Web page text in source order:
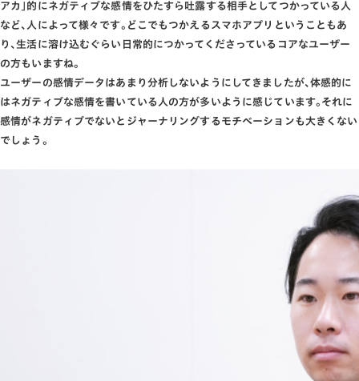
アカ｣的にネガティブな感情をひたすら吐露する相手としてつかっている人
など､人によって様々です｡どこでもつかえるスマホアプリということもあ
り､生活に溶け込むぐらい日常的につかってくださっているコアなユーザー
の方もいますね｡
ユーザーの感情データはあまり分析しないようにしてきましたが､体感的に
はネガティブな感情を書いている人の方が多いように感じています｡それに
感情がネガティブでないとジャーナリングするモチベーションも大きくない
でしょう｡